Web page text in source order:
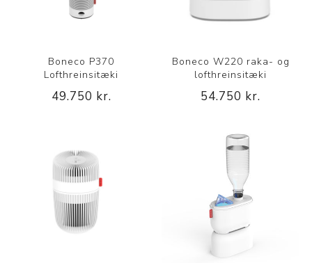
Boneco P370
Lofthreinsitæki
49.750 kr.
Boneco W220 raka- og
lofthreinsitæki
54.750 kr.